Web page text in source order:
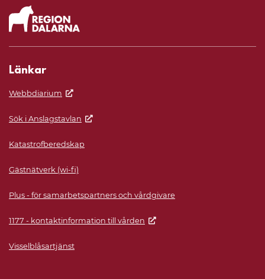
Länkar
Webbdiarium
Sök i Anslagstavlan
Katastrofberedskap
Gästnätverk (wi-fi)
Plus - för samarbetspartners och vårdgivare
1177 - kontaktinformation till vården
Visselblåsartjänst